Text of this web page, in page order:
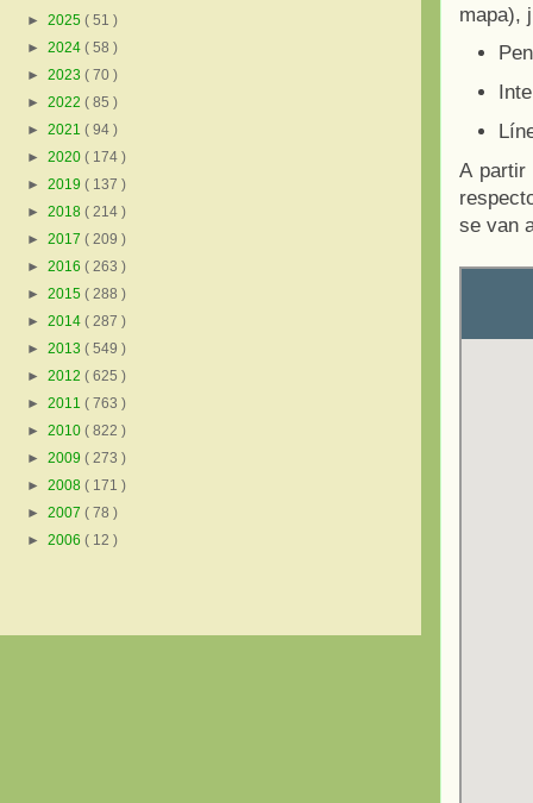
mapa),
A partir
se van
► 2025 ( 51 )
► 2024 ( 58 )
► 2023 ( 70 )
► 2022 ( 85 )
► 2021 ( 94 )
► 2020 ( 174 )
► 2019 ( 137 )
► 2018 ( 214 )
► 2017 ( 209 )
► 2016 ( 263 )
► 2015 ( 288 )
► 2014 ( 287 )
► 2013 ( 549 )
► 2012 ( 625 )
► 2011 ( 763 )
► 2010 ( 822 )
► 2009 ( 273 )
► 2008 ( 171 )
► 2007 ( 78 )
► 2006 ( 12 )